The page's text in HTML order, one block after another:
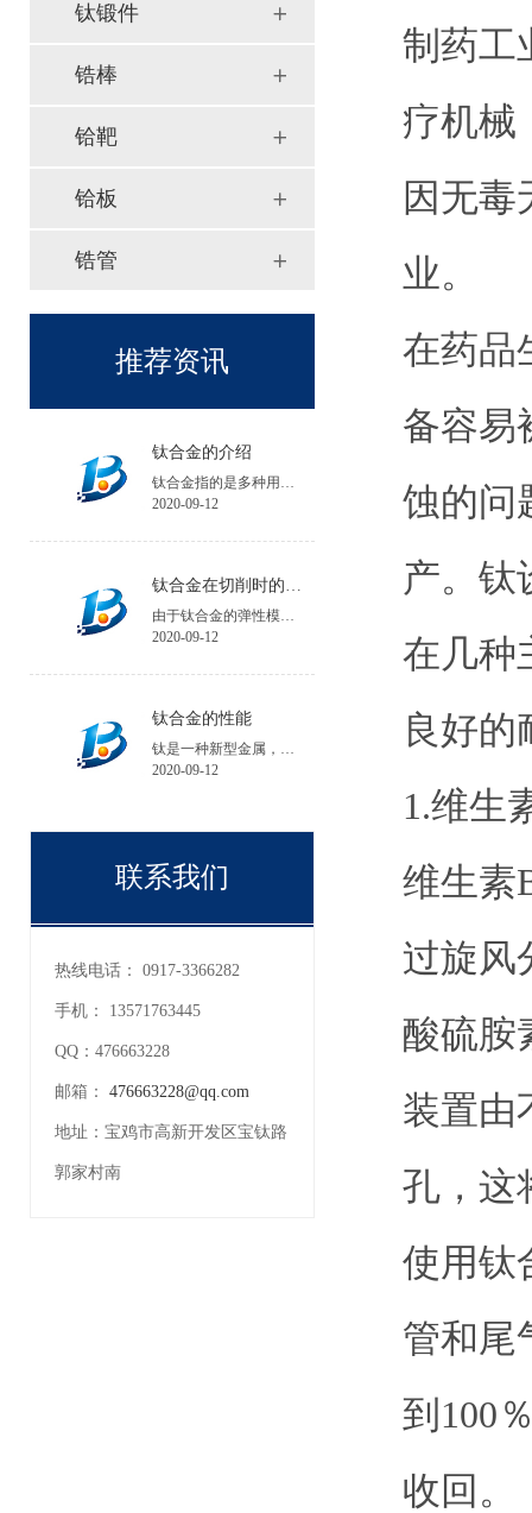
制药工
疗机械
因无
业。
在药品
备容易
蚀的问
产。钛
在几种
良好的
1.维生
维生素
过旋风
酸硫胺
装置由
孔，这
使用钛
管和尾
到100
收回。
钛锻件
锆棒
铪靶
铪板
锆管
推荐资讯
钛合金的介绍
钛合金指的是多种用钛与其他金属制成的合金金属。
2020-09-12
钛合金在切削时的注意事项
由于钛合金的弹性模量小，工件在加工中的夹紧变形和受力变形大，会降低工件的加工精度；工件安装时夹紧力不宜过大，必要时可增加辅助支承。
2020-09-12
钛合金的性能
钛是一种新型金属，钛的性能与所含碳、氮、氢、氧等杂质含量有关，碘化钛杂质含量不超过0.1%。
2020-09-12
联系我们
热线电话： 0917-3366282
手机： 13571763445
QQ： 476663228
邮箱： 476663228@qq.com
地址： 宝鸡市高新开发区宝钛路
郭家村南